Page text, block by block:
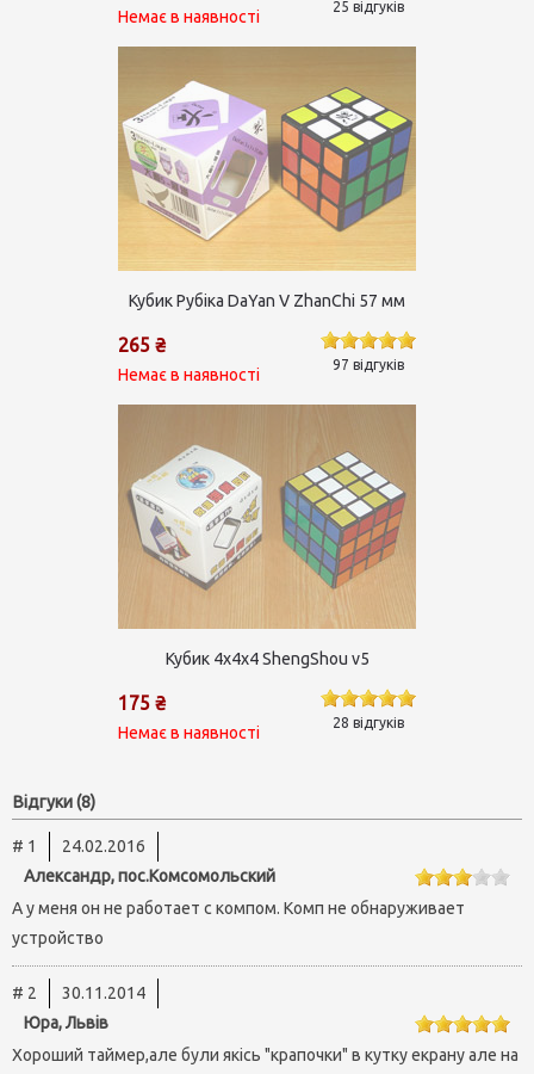
Немає в наявності
25 відгуків
Кубик Рубіка DaYan V ZhanChi 57 мм
265 ₴
Немає в наявності
97 відгуків
Кубик 4х4х4 ShengShou v5
175 ₴
Немає в наявності
28 відгуків
Відгуки (8)
# 1
24.02.2016
Александр, пос.Комсомольский
А у меня он не работает с компом. Комп не обнаруживает
устройство
# 2
30.11.2014
Юра, Львів
Хороший таймер,але були якісь "крапочки" в кутку екрану але на